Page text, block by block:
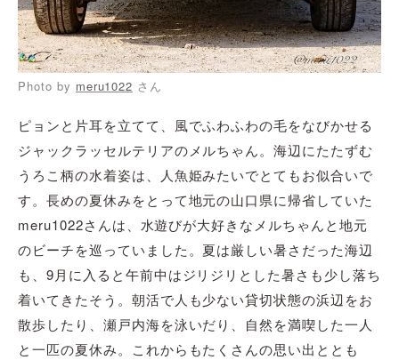
Photo by meru1022 さん
ピョンと片耳を立てて、風でふわふわの毛をなびかせる
ジャックラッセルテリアのメルちゃん。海辺にたたずむ
うろこ柄の水着姿は、人魚姫みたいでとてもお似合いで
す。長めの夏休みをとって地元の山口県に帰省していた
meru1022さんは、水遊びが大好きなメルちゃんと地元
のビーチを巡っていました。夏は厳しい暑さだった海辺
も、9月に入ると午前中はジリジリとした暑さも少し落ち
着いてきたそう。朝活で人も少ない貸切状態の浜辺をお
散歩したり、瀬戸内海を泳いだり、自然を満喫した一人
と一匹の夏休み。これからもたくさんの思い出ととも